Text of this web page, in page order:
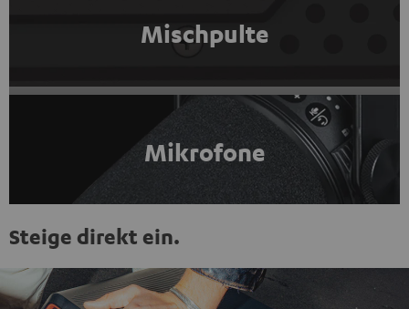
Mischpulte
Mikrofone
Steige direkt ein.